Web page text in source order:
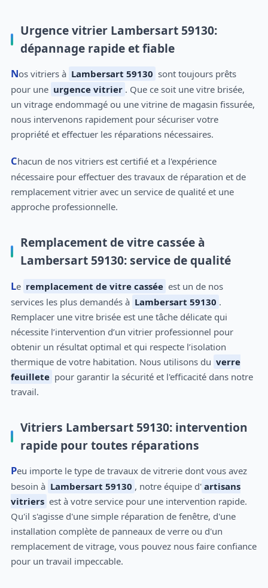
Urgence vitrier Lambersart 59130:
dépannage rapide et fiable
Nos vitriers à Lambersart 59130 sont toujours prêts
pour une urgence vitrier . Que ce soit une vitre brisée,
un vitrage endommagé ou une vitrine de magasin fissurée,
nous intervenons rapidement pour sécuriser votre
propriété et effectuer les réparations nécessaires.
Chacun de nos vitriers est certifié et a l'expérience
nécessaire pour effectuer des travaux de réparation et de
remplacement vitrier avec un service de qualité et une
approche professionnelle.
Remplacement de vitre cassée à
Lambersart 59130: service de qualité
Le remplacement de vitre cassée est un de nos
services les plus demandés à Lambersart 59130 .
Remplacer une vitre brisée est une tâche délicate qui
nécessite l’intervention d’un vitrier professionnel pour
obtenir un résultat optimal et qui respecte l’isolation
thermique de votre habitation. Nous utilisons du verre
feuillete pour garantir la sécurité et l'efficacité dans notre
travail.
Vitriers Lambersart 59130: intervention
rapide pour toutes réparations
Peu importe le type de travaux de vitrerie dont vous avez
besoin à Lambersart 59130 , notre équipe d' artisans
vitriers est à votre service pour une intervention rapide.
Qu'il s'agisse d'une simple réparation de fenêtre, d'une
installation complète de panneaux de verre ou d'un
remplacement de vitrage, vous pouvez nous faire confiance
pour un travail impeccable.